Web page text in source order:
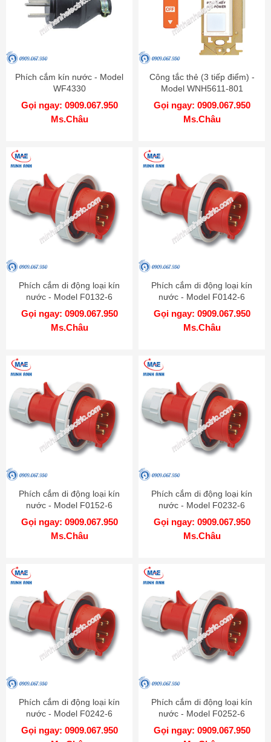
Phích cắm kín nước - Model
WF4330
Gọi ngay: 0909.067.950
Ms.Châu
Công tắc thẻ (3 tiếp điểm) -
Model WNH5611-801
Gọi ngay: 0909.067.950
Ms.Châu
Phích cắm di động loại kín
nước - Model F0132-6
Gọi ngay: 0909.067.950
Ms.Châu
Phích cắm di động loại kín
nước - Model F0142-6
Gọi ngay: 0909.067.950
Ms.Châu
Phích cắm di động loại kín
nước - Model F0152-6
Gọi ngay: 0909.067.950
Ms.Châu
Phích cắm di động loại kín
nước - Model F0232-6
Gọi ngay: 0909.067.950
Ms.Châu
Phích cắm di động loại kín
nước - Model F0242-6
Gọi ngay: 0909.067.950
Phích cắm di động loại kín
nước - Model F0252-6
Gọi ngay: 0909.067.950